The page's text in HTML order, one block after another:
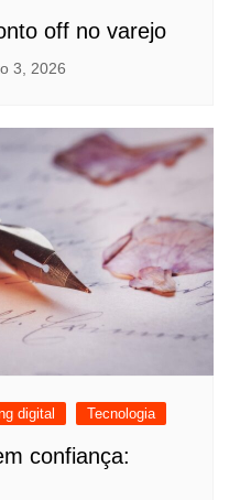
off no varejo
3, 2026
digital Tecnologia
confiança: